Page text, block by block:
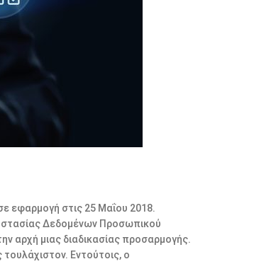
εφαρμογή στις 25 Μαΐου 2018.
Δεδομένων Προσωπικού
αρχή μιας διαδικασίας προσαρμογής.
Εντούτοις, ο